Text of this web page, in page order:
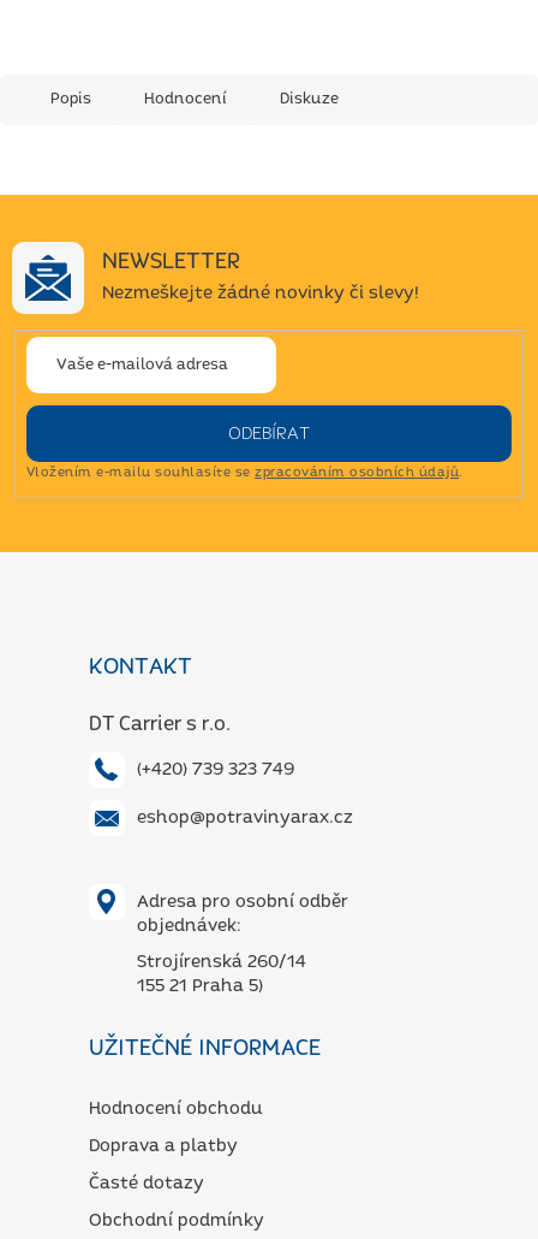
Popis Hodnocení Diskuze
NEWSLETTER
Nezmeškejte žádné novinky či slevy!
ODEBÍRAT
Vložením e-mailu souhlasíte sezpracováním osobních údajů.
KONTAKT
DT Carrier s r.o.
(+420) 739 323 749
eshop@potravinyarax.cz
Adresa pro osobní odběr
objednávek:
Strojírenská 260/14
155 21 Praha 5)
UŽITEČNÉ INFORMACE
Hodnocení obchodu
Doprava a platby
Časté dotazy
Obchodní podmínky